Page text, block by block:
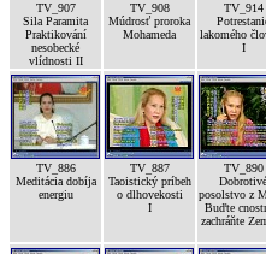
TV_907
Sila Paramita
Praktikování
nesobecké
vlídnosti II
TV_908
Múdrosť proroka
Mohameda
TV_914
lakomého
I
TV_886
Meditácia dobíja
energiu
TV_887
Taoistický príbeh
o dlhovekosti
I
TV_890
Dobrotivé
posolstvo z
Buďte
zachráňte